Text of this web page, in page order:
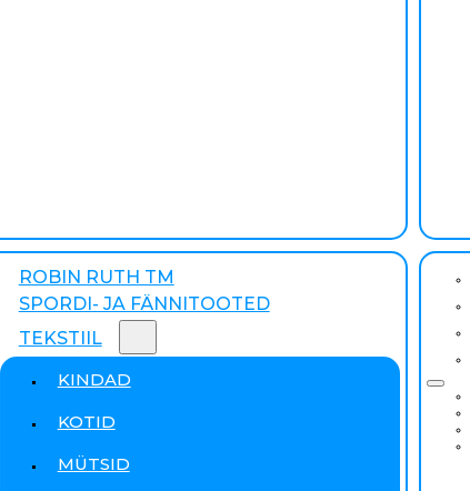
ROBIN RUTH TM
SPORDI- JA FÄNNITOOTED
TEKSTIIL
KINDAD
KOTID
MÜTSID